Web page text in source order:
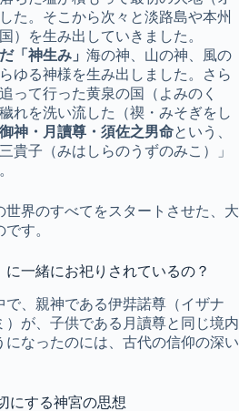
た。そこから次々と淡路島や本州
）を生み出していきました。
「神生み」 海の神、山の神、風の
ゆる神様を生み出しました。さら
って行った黄泉の国（よみのく
れを洗い流した（禊・みそぎをし
神・月讀尊・須佐之男命という、
貴子（みはしらのうずのみこ）」
界のすべてをスタートさせた、大
す。
一緒にお祀りされているの？
、親神である伊弉諾尊（イザナ
が、子供である月讀尊と同じ境内
なったのには、古代の信仰の深い
にする神宮の思想